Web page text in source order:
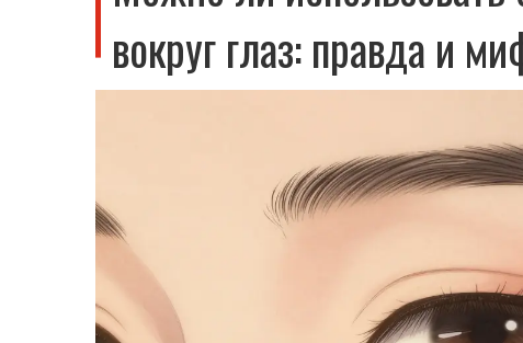
вокруг глаз: правда и